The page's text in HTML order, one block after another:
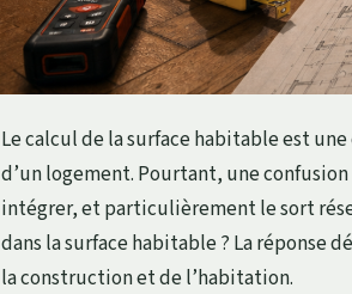
Le calcul de la surface habitable est
d’un logement. Pourtant, une
intégrer, et particulièrement le sort
dans la surface habitable ? La réponse
la construction et de l’habitation.